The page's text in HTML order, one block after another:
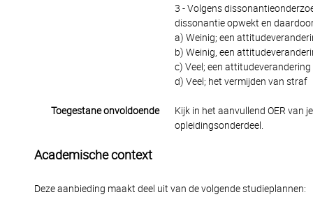
3 - Volgens
dissonantie opwekt en
a) Weinig; een
b) Weinig, een
c) Veel; een
d) Veel; het vermijden van straf
Toegestane onvoldoende
Kijk in het aanvullend OER van
opleidingsonderdeel.
Academische context
Deze aanbieding maakt deel uit van de volgende studieplannen: